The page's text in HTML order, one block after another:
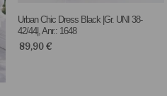
Urban Chic Dress Black |Gr. UNI 38-
42/44|, Anr.: 1648
89,90€